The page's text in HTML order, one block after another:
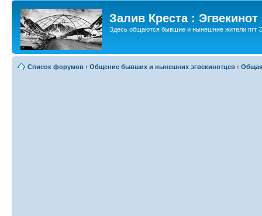
Залив Креста : Эгвекинот
Здесь общаются бывшие и нынешние жители пгт
Список форумов ‹ Общение бывших и нынешних эгвекинотцев ‹ Общая